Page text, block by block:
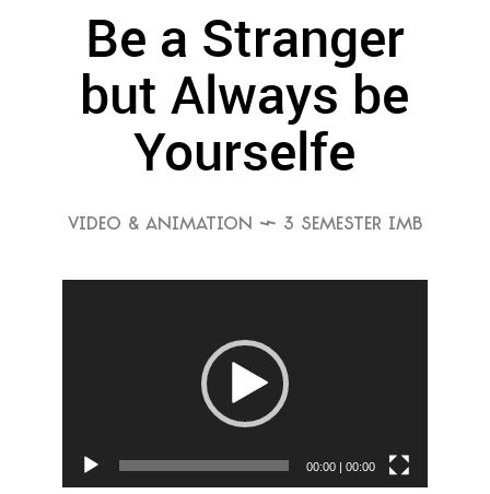
Be a Stranger
but Always be
Yourselfe
VIDEO & ANIMATION  3 SEMESTER IMB
00:00| 00:00